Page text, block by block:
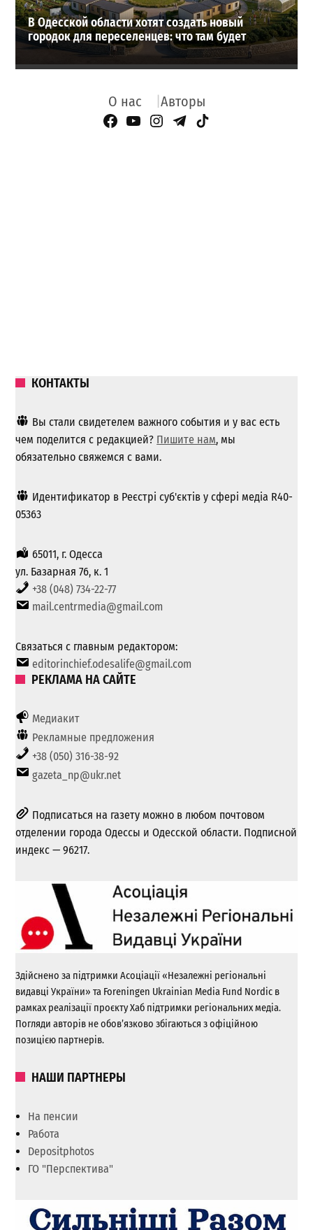
В Одесской области хотят создать новый
городок для переселенцев: что там будет
О нас Авторы
Facebook Page
YouTube
Instagram
Telegram
TikTok
КОНТАКТЫ
Вы стали свидетелем важного события и у вас есть
чем поделится с редакцией? Пишите нам, мы
обязательно свяжемся с вами.
Идентификатор в Реєстрі суб'єктів у сфері медіа R40-
05363
65011, г. Одесса
ул. Базарная 76, к. 1
+38 (048) 734-22-77
mail.centrmedia@gmail.com
Связаться с главным редактором:
editorinchief.odesalife@gmail.com
РЕКЛАМА НА САЙТЕ
Медиакит
Рекламные предложения
+38 (050) 316-38-92
gazeta_np@ukr.net
Подписаться на газету можно в любом почтовом
отделении города Одессы и Одесской области. Подписной
индекс — 96217.
Здійснено за підтримки Асоціації «Незалежні регіональні
видавці України» та Foreningen Ukrainian Media Fund Nordic в
рамках реалізації проєкту Хаб підтримки регіональних медіа.
Погляди авторів не обов’язково збігаються з офіційною
позицією партнерів.
НАШИ ПАРТНЕРЫ
На пенсии
Работа
Depositphotos
ГО "Перспектива"